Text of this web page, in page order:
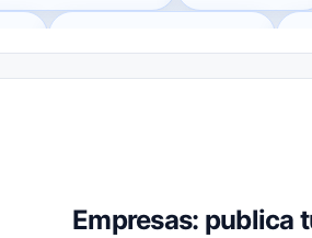
Bilingües (English/Spanish) Sin
Empresas: publica